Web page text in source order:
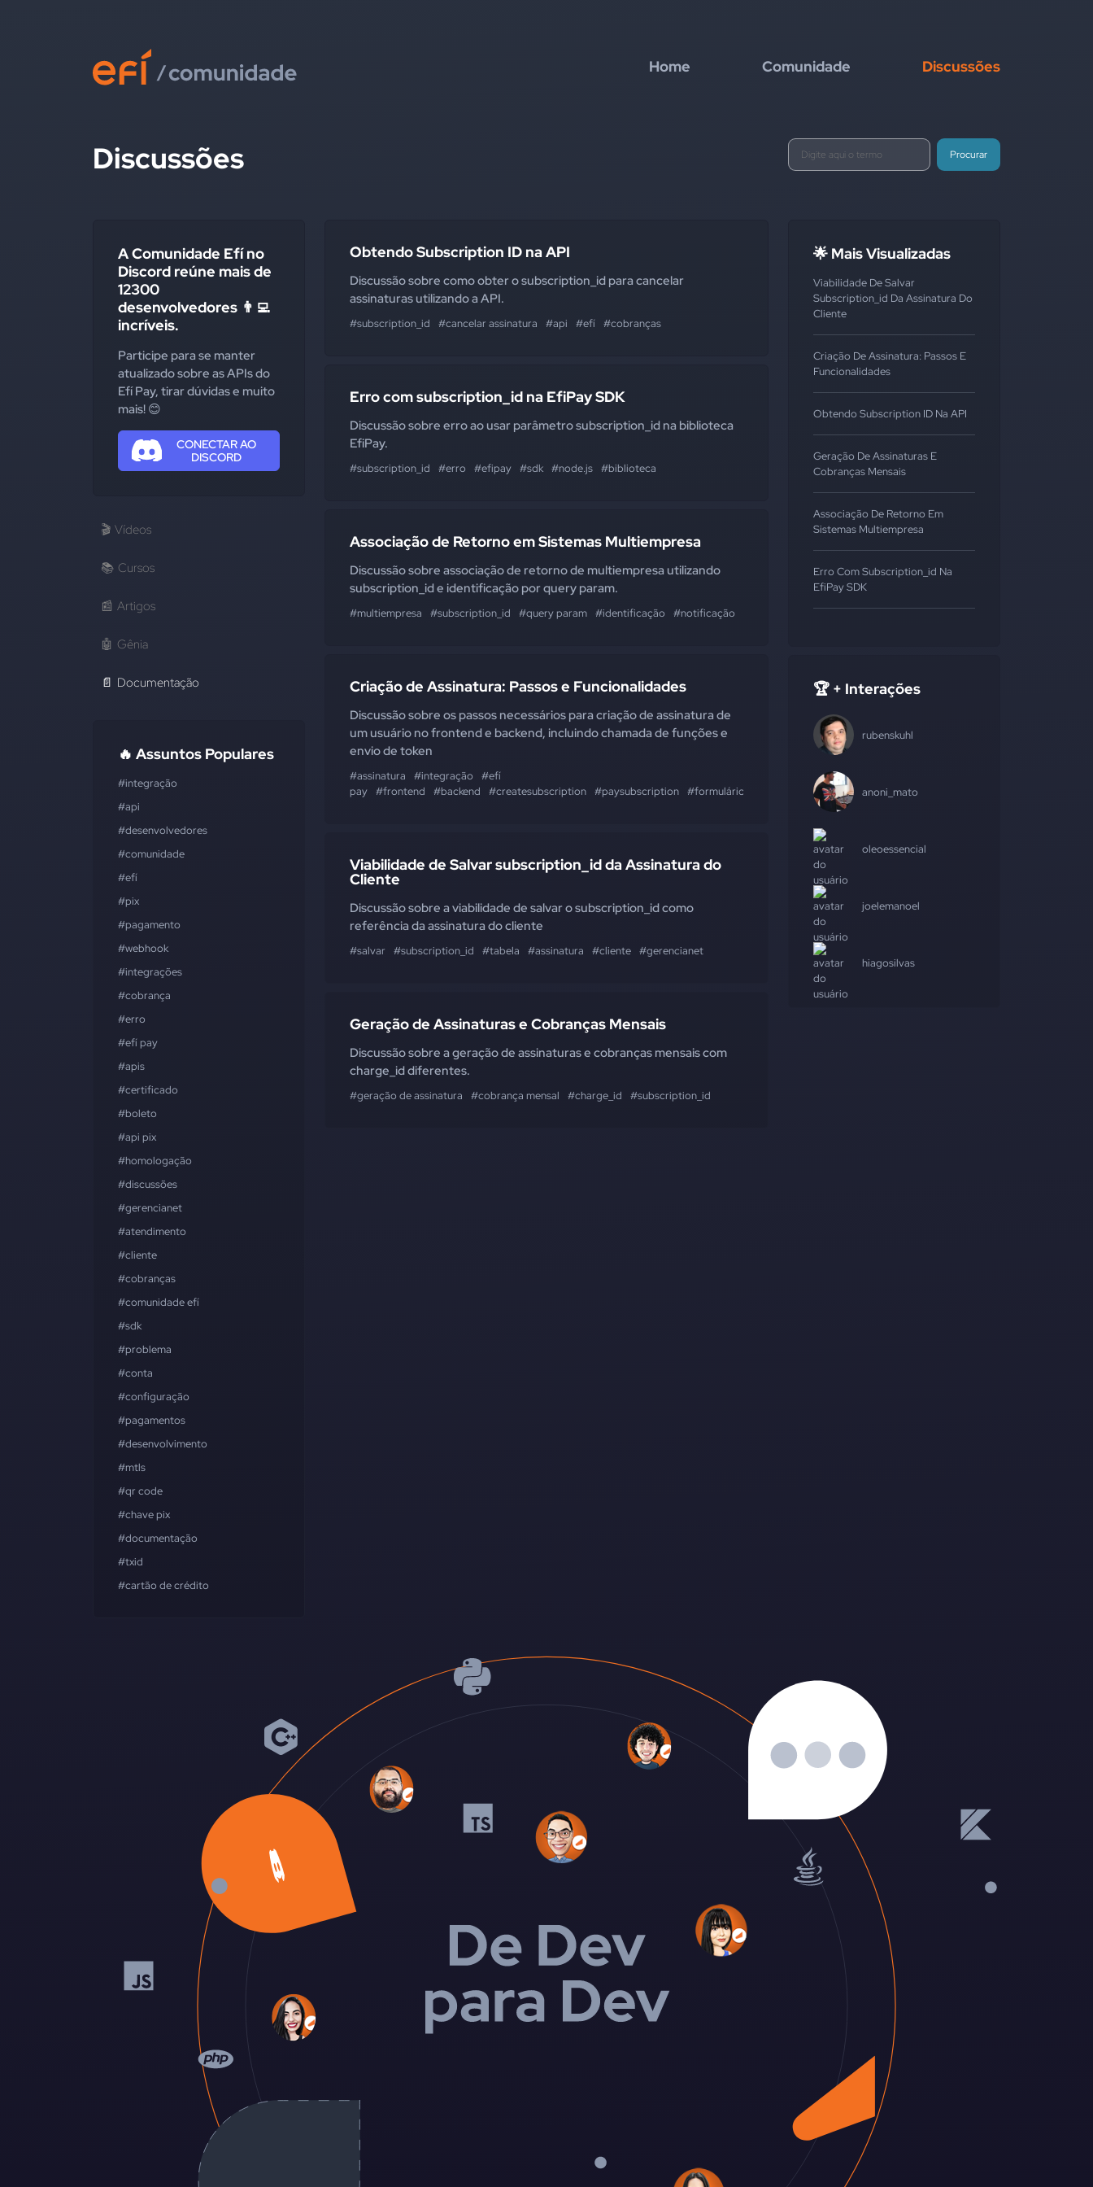
Home Comunidade Discussões
Discussões Procurar
A Comunidade Efí no
Discord reúne mais de
12300
desenvolvedores 👨‍💻
incríveis.
Participe para se manter
atualizado sobre as APIs do
Efí Pay, tirar dúvidas e muito
mais! 😊
CONECTAR AO
DISCORD
🎬 Vídeos
📚 Cursos
📰 Artigos
🤖 Gênia
📄 Documentação
🔥 Assuntos Populares
#integração
#api
#desenvolvedores
#comunidade
#efí
#pix
#pagamento
#webhook
#integrações
#cobrança
#erro
#efí pay
#apis
#certificado
#boleto
#api pix
#homologação
#discussões
#gerencianet
#atendimento
#cliente
#cobranças
#comunidade efí
#sdk
#problema
#conta
#configuração
#pagamentos
#desenvolvimento
#mtls
#qr code
#chave pix
#documentação
#txid
#cartão de crédito
Obtendo Subscription ID na API
Discussão sobre como obter o subscription_id para cancelar
assinaturas utilizando a API.
#subscription_id #cancelar assinatura #api #efí #cobranças
Erro com subscription_id na EfiPay SDK
Discussão sobre erro ao usar parâmetro subscription_id na biblioteca
EfiPay.
#subscription_id #erro #efipay #sdk #node.js #biblioteca
Associação de Retorno em Sistemas Multiempresa
Discussão sobre associação de retorno de multiempresa utilizando
subscription_id e identificação por query param.
#multiempresa #subscription_id #query param #identificação #notificação
Criação de Assinatura: Passos e Funcionalidades
Discussão sobre os passos necessários para criação de assinatura de
um usuário no frontend e backend, incluindo chamada de funções e
envio de token
#assinatura #integração
#efí
pay #frontend #backend #createsubscription #paysubscription #formulário #subscription_id
Viabilidade de Salvar subscription_id da Assinatura do
Cliente
Discussão sobre a viabilidade de salvar o subscription_id como
referência da assinatura do cliente
#salvar #subscription_id #tabela #assinatura #cliente #gerencianet
Geração de Assinaturas e Cobranças Mensais
Discussão sobre a geração de assinaturas e cobranças mensais com
charge_id diferentes.
#geração de assinatura #cobrança mensal #charge_id #subscription_id
🌟 Mais Visualizadas
Viabilidade De Salvar
Subscription_id Da Assinatura Do
Cliente
Criação De Assinatura: Passos E
Funcionalidades
Obtendo Subscription ID Na API
Geração De Assinaturas E
Cobranças Mensais
Associação De Retorno Em
Sistemas Multiempresa
Erro Com Subscription_id Na
EfiPay SDK
🏆 + Interações
rubenskuhl
anoni_mato
oleoessencial
joelemanoel
hiagosilvas